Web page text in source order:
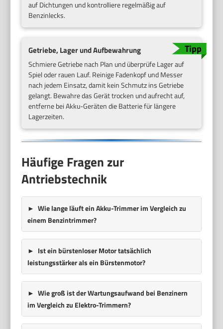
auf Dichtungen und kontrolliere regelmäßig auf
Benzinlecks.
Getriebe, Lager und Aufbewahrung
Schmiere Getriebe nach Plan und überprüfe Lager auf
Spiel oder rauen Lauf. Reinige Fadenkopf und Messer
nach jedem Einsatz, damit kein Schmutz ins Getriebe
gelangt. Bewahre das Gerät trocken und aufrecht auf,
entferne bei Akku-Geräten die Batterie für längere
Lagerzeiten.
Häufige Fragen zur
Antriebstechnik
Wie lange läuft ein Akku-Trimmer im Vergleich zu
einem Benzintrimmer?
Ist ein bürstenloser Motor tatsächlich
leistungsstärker als ein Bürstenmotor?
Wie groß ist der Wartungsaufwand bei Benzinern
im Vergleich zu Elektro-Trimmern?